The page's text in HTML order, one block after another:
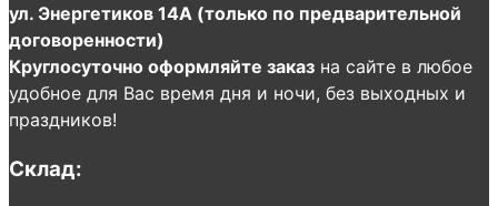
ул. Энергетиков 14А (только по предварительной
договоренности)
Круглосуточно оформляйте заказ на сайте в любое
удобное для Вас время дня и ночи, без выходных и
праздников!
Склад: